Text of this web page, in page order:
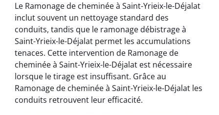
Le Ramonage de cheminée à Saint-Yrieix-le-Déjalat
inclut souvent un nettoyage standard des
conduits, tandis que le ramonage débistrage à
Saint-Yrieix-le-Déjalat permet les accumulations
tenaces. Cette intervention de Ramonage de
cheminée à Saint-Yrieix-le-Déjalat est nécessaire
lorsque le tirage est insuffisant. Grâce au
Ramonage de cheminée à Saint-Yrieix-le-Déjalat les
conduits retrouvent leur efficacité.